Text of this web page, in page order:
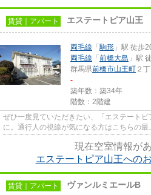
賃貸｜アパート エステートピア山王
両毛線 「駒形 」駅 徒歩
両毛線 「 前橋大島 」駅
群馬県前橋市山王町 ２
-
築年数：築34年
階数：2階建
ぜひ一度見ていただきたい、「エステート
に。通行人の視線が気になる方はこちらの
現在空室情報が
エステートピア山王への
賃貸｜アパート ヴァンルミエールB